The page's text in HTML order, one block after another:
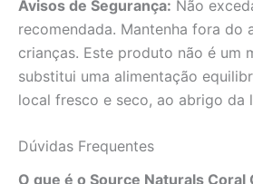
Avisos de Segurança: Não
recomendada. Mantenha fora do
crianças. Este produto não é um
substitui uma alimentação
local fresco e seco, ao abrigo da
Dúvidas Frequentes
O que é o Source Naturals Coral